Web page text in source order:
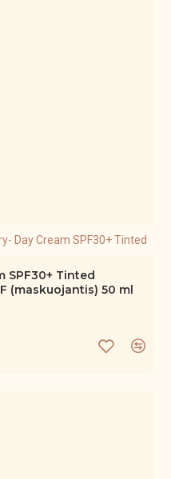
Day Cream SPF30+ Tinted
SPF30+ Tinted
(maskuojantis) 50 ml